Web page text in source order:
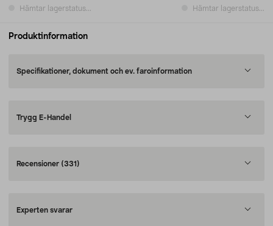
Hämtar lagerstatus... Hämtar lagerstatus...
Produktinformation
Specifikationer, dokument och ev. faroinformation
Trygg E-Handel
Recensioner (331)
Experten svarar